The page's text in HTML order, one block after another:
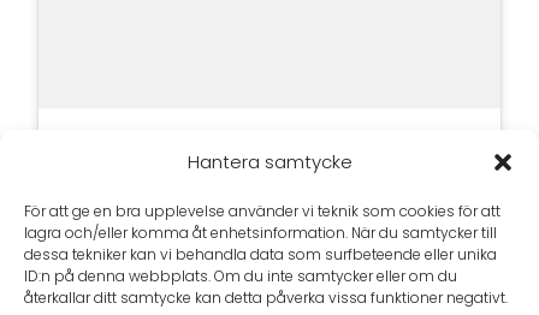
Hantera samtycke
För att ge en bra upplevelse använder vi teknik som cookies för att
lagra och/eller komma åt enhetsinformation. När du samtycker till
dessa tekniker kan vi behandla data som surfbeteende eller unika
ID:n på denna webbplats. Om du inte samtycker eller om du
återkallar ditt samtycke kan detta påverka vissa funktioner negativt.